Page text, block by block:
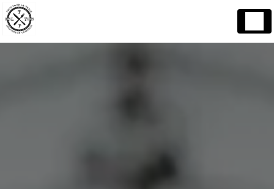
Panneau de gestion des cookies